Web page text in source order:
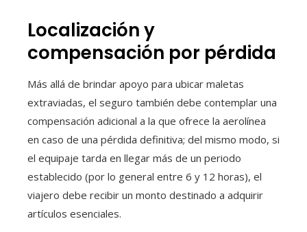
Localización y
compensación por pérdida
Más allá de brindar apoyo para ubicar maletas
extraviadas, el seguro también debe contemplar una
compensación adicional a la que ofrece la aerolínea
en caso de una pérdida definitiva; del mismo modo, si
el equipaje tarda en llegar más de un periodo
establecido (por lo general entre 6 y 12 horas), el
viajero debe recibir un monto destinado a adquirir
artículos esenciales.